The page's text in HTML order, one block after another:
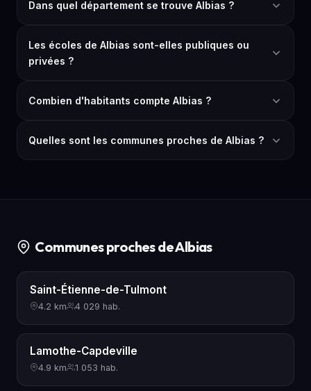
Dans quel département se trouve Albias ?
Les écoles de Albias sont-elles publiques ou
privées ?
Combien d'habitants compte Albias ?
Quelles sont les communes proches de Albias ?
Communes proches de Albias
Saint-Étienne-de-Tulmont
4.2 km 4 029 hab.
Lamothe-Capdeville
4.9 km 1 053 hab.